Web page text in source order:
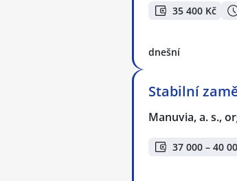
35 400 Kč
dnešní
Stabilní
Manuvia, a. s.,
37 000 – 40